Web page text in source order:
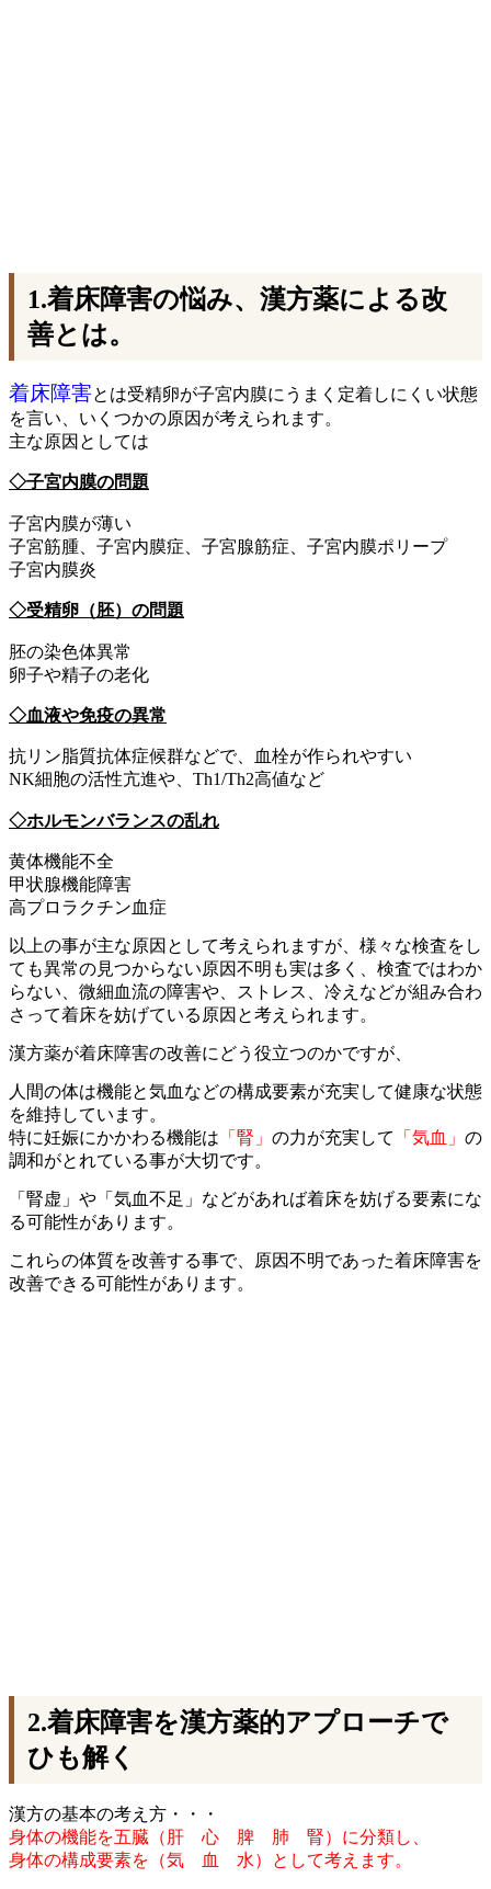
1.着床障害の悩み、漢方薬による改
善とは。
着床障害とは受精卵が子宮内膜にうまく定着しにくい状態
を言い、いくつかの原因が考えられます。
主な原因としては
◇子宮内膜の問題
子宮内膜が薄い
子宮筋腫、子宮内膜症、子宮腺筋症、子宮内膜ポリープ
子宮内膜炎
◇受精卵（胚）の問題
胚の染色体異常
卵子や精子の老化
◇血液や免疫の異常
抗リン脂質抗体症候群などで、血栓が作られやすい
NK細胞の活性亢進や、Th1/Th2高値など
◇ホルモンバランスの乱れ
黄体機能不全
甲状腺機能障害
高プロラクチン血症
以上の事が主な原因として考えられますが、 様々な検査をし
ても異常の見つからない原因不明も実は多く、 検査ではわか
らない、微細血流の障害や、ストレス、冷えなどが組み合わ
さって着床を妨げている原因と考えられます。
漢方薬が着床障害の改善にどう役立つのかですが、
人間の体は機能と気血などの構成要素が充実して健康な状態
を維持しています。
特に妊娠にかかわる機能は 「腎」 の力が充実して 「気血」 の
調和がとれている事が大切です。
「腎虚」や「気血不足」などがあれば着床を妨げる要素にな
る可能性があります。
これらの体質を改善する事で、原因不明であった着床障害を
改善できる可能性があります。
2.着床障害を漢方薬的アプローチで
ひも解く
漢方の基本の考え方・・・
身体の機能を五臓（肝 心 脾 肺 腎）に分類し、
身体の構成要素を（気 血 水）として考えます。